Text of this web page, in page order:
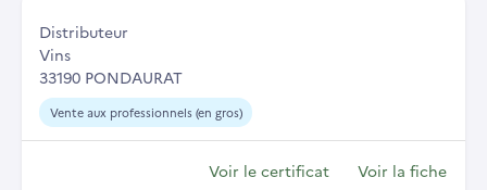
Distributeur
Vins
33190 PONDAURAT
Vente aux professionnels (en gros)
Voir le certificat Voir la fiche